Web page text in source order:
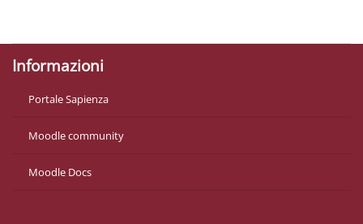
Informazioni
Portale Sapienza
Moodle community
Moodle Docs